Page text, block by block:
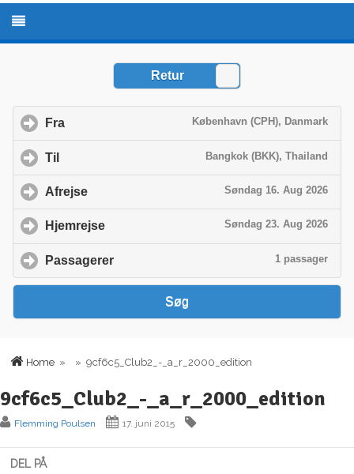
Home » » 9cf6c5_Club2_-_a_r_2000_edition
9cf6c5_Club2_-_a_r_2000_edition
Flemming Poulsen 17. juni 2015
DEL PÅ